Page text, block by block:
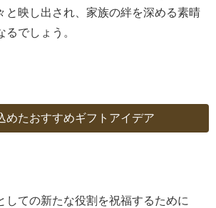
と映し出され、家族の絆を深める素晴
るでしょう。
めたおすすめギフトアイデア
しての新たな役割を祝福するために